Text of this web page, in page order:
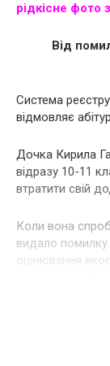
рідкісне фото
Від
Система
відмовляє
Дочка Кирила
відразу 10-11
втратити свій
Коли вона
видало
оцінювання
документи і